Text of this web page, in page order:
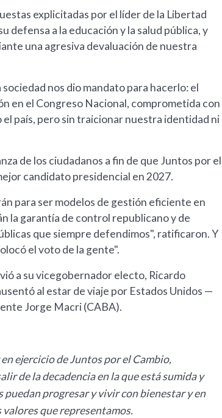
explicitadas por el líder de la Libertad
defensa a la educación y la salud pública, y
una agresiva devaluación de nuestra
nos dio mandato para hacerlo: el
en el Congreso Nacional, comprometida con
país, pero sin traicionar nuestra identidad ni
de los ciudadanos a fin de que Juntos por el
candidato presidencial en 2027.
para ser modelos de gestión eficiente en
la garantía de control republicano y de
que siempre defendimos", ratificaron. Y
el voto de la gente".
a su vicegobernador electo, Ricardo
al estar de viaje por Estados Unidos —
Jorge Macri (CABA).
ejercicio de Juntos por el Cambio,
de la decadencia en la que está sumida y
puedan progresar y vivir con bienestar y en
valores que representamos.